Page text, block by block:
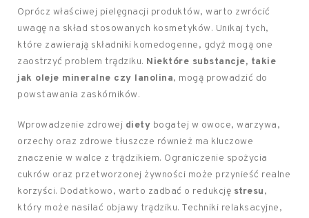
Oprócz właściwej pielęgnacji produktów, warto zwrócić
uwagę na skład stosowanych kosmetyków. Unikaj tych,
które zawierają składniki komedogenne, gdyż mogą one
zaostrzyć problem trądziku. Niektóre substancje, takie
jak oleje mineralne czy lanolina, mogą prowadzić do
powstawania zaskórników.
Wprowadzenie zdrowej diety bogatej w owoce, warzywa,
orzechy oraz zdrowe tłuszcze również ma kluczowe
znaczenie w walce z trądzikiem. Ograniczenie spożycia
cukrów oraz przetworzonej żywności może przynieść realne
korzyści. Dodatkowo, warto zadbać o redukcję stresu,
który może nasilać objawy trądziku. Techniki relaksacyjne,